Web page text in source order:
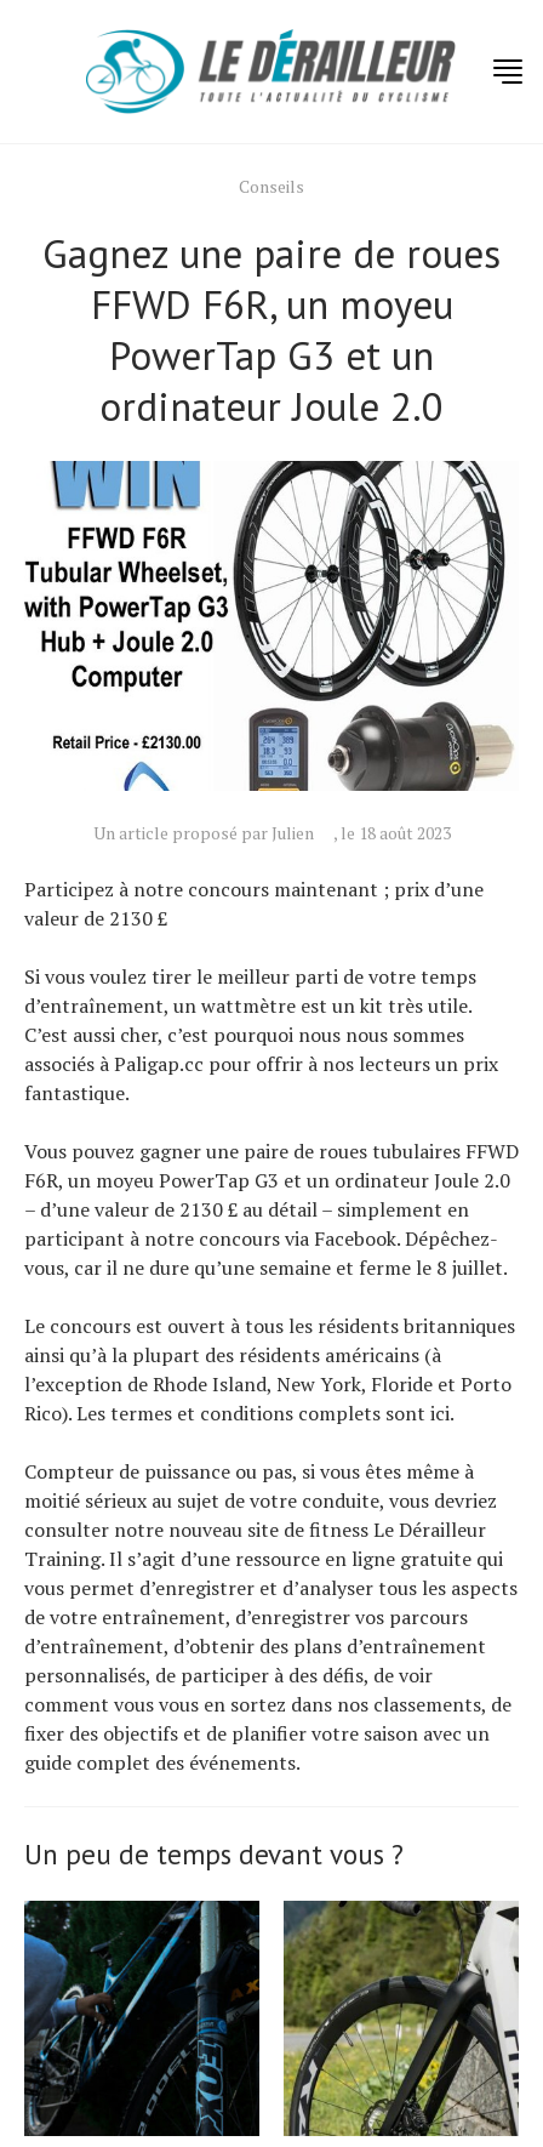
Conseils
Gagnez une paire de roues
FFWD F6R, un moyeu
PowerTap G3 et un
ordinateur Joule 2.0
Un article proposé par Julien , le 18 août 2023
Participez à notre concours maintenant ; prix d’une
valeur de 2130 £
Si vous voulez tirer le meilleur parti de votre temps
d’entraînement, un wattmètre est un kit très utile.
C’est aussi cher, c’est pourquoi nous nous sommes
associés à Paligap.cc pour offrir à nos lecteurs un prix
fantastique.
Vous pouvez gagner une paire de roues tubulaires FFWD
F6R, un moyeu PowerTap G3 et un ordinateur Joule 2.0
– d’une valeur de 2130 £ au détail – simplement en
participant à notre concours via Facebook. Dépêchez-
vous, car il ne dure qu’une semaine et ferme le 8 juillet.
Le concours est ouvert à tous les résidents britanniques
ainsi qu’à la plupart des résidents américains (à
l’exception de Rhode Island, New York, Floride et Porto
Rico). Les termes et conditions complets sont ici.
Compteur de puissance ou pas, si vous êtes même à
moitié sérieux au sujet de votre conduite, vous devriez
consulter notre nouveau site de fitness Le Dérailleur
Training. Il s’agit d’une ressource en ligne gratuite qui
vous permet d’enregistrer et d’analyser tous les aspects
de votre entraînement, d’enregistrer vos parcours
d’entraînement, d’obtenir des plans d’entraînement
personnalisés, de participer à des défis, de voir
comment vous vous en sortez dans nos classements, de
fixer des objectifs et de planifier votre saison avec un
guide complet des événements.
Un peu de temps devant vous ?
Technologies
Tests de produits
Conseils
Tendances
Tous nos articles